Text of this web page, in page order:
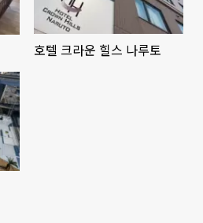
호텔 크라운 힐스 나루토